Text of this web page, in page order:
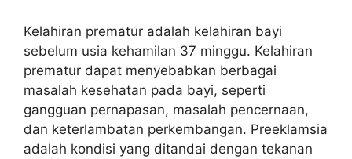
Kelahiran prematur adalah kelahiran bayi
sebelum usia kehamilan 37 minggu. Kelahiran
prematur dapat menyebabkan berbagai
masalah kesehatan pada bayi, seperti
gangguan pernapasan, masalah pencernaan,
dan keterlambatan perkembangan. Preeklamsia
adalah kondisi yang ditandai dengan tekanan